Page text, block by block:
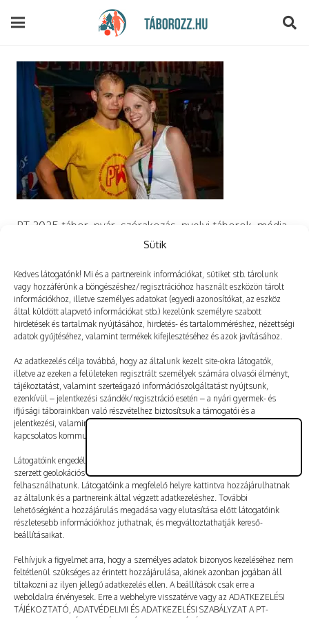
Sütik
Kedves látogatónk! Mi és a partnereink információkat, sütiket stb. tárolunk
vagy hozzáférünk a böngészéshez/regisztrációhoz használt eszközön tárolt
információkhoz, illetve személyes adatokat (egyedi azonosítókat, az eszköz
által küldött alapvető információkat stb.) kezelünk személyre szabott
hirdetések és tartalmak nyújtásához, hirdetés- és tartalomméréshez, nézettségi
adatok gyűjtéséhez, valamint termékek kifejlesztéséhez és azok javításához.
Az adatkezelés célja továbbá, hogy az általunk kezelt site-okra látogatók,
illetve az ezeken a felületeken regisztrált személyek számára olvasói élményt,
tájékoztatást, valamint szerteágazó információszolgáltatást nyújtsunk,
ezenkívül – jelentkezési szándék/regisztráció esetén – a nyári gyermek- és
ifjúsági táborainkban való részvételhez biztosítsuk a támogatói és a
jelentkezési, valamint a számlázási feltételeket és a táborszervezéssel
kapcsolatos kommunikációt.
Látogatóink engedélyével mi és a partnereink eszközleolvasásos módszerrel
szerzett geolokációs adatokat és azonosítási információkat is
felhasználhatunk. Látogatóink a megfelelő helyre kattintva hozzájárulhatnak
az általunk és a partnereink által végzett adatkezeléshez. További
lehetőségként a hozzájárulás megadása vagy elutasítása előtt látogatóink
részletesebb információkhoz juthatnak, és megváltoztathatják kereső-
beállításaikat.
Felhívjuk a figyelmet arra, hogy a személyes adatok bizonyos kezeléséhez nem
feltétlenül szükséges az érintett hozzájárulása, akinek azonban jogában áll
tiltakozni az ilyen jellegű adatkezelés ellen. A beállítások csak erre a
weboldalra érvényesek. Erre a webhelyre visszatérve vagy az ADATKEZELÉSI
TÁJÉKOZTATÓ, ADATVÉDELMI ÉS ADATKEZELÉSI SZABÁLYZAT A PT-
PT 2025 tábor, nyár, szórakozás, nyelvi táborok, média,
film, robotika, angoltábor, fotós tábor, sporttábor,
Vélemény, hozzászólás?
Az e-mail-címet nem tesszük közzé. A kötelező mezőket
*karakterrel jelöltük
A nevem, e-mail-címem, és weboldalcímem mentése
a böngészőben a következő hozzászólásomhoz.